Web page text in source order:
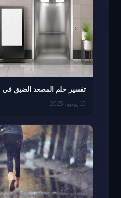
تفسير حلم المصعد الضيق في
10 يونيو، 2025